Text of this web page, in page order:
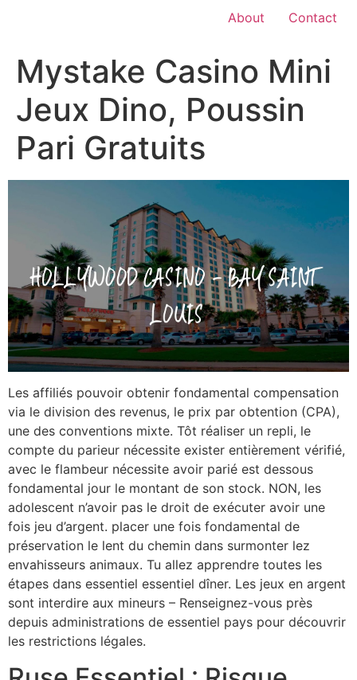
About Contact
Mystake Casino Mini
Jeux Dino, Poussin
Pari Gratuits
Les affiliés pouvoir obtenir fondamental compensation
via le division des revenus, le prix par obtention (CPA),
une des conventions mixte. Tôt réaliser un repli, le
compte du parieur nécessite exister entièrement vérifié,
avec le flambeur nécessite avoir parié est dessous
fondamental jour le montant de son stock. NON, les
adolescent n’avoir pas le droit de exécuter avoir une
fois jeu d’argent. placer une fois fondamental de
préservation le lent du chemin dans surmonter lez
envahisseurs animaux. Tu allez apprendre toutes les
étapes dans essentiel essentiel dîner. Les jeux en argent
sont interdire aux mineurs – Renseignez-vous près
depuis administrations de essentiel pays pour découvrir
les restrictions légales.